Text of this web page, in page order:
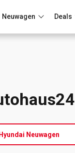
Neuwagen Deals
Neuwagen